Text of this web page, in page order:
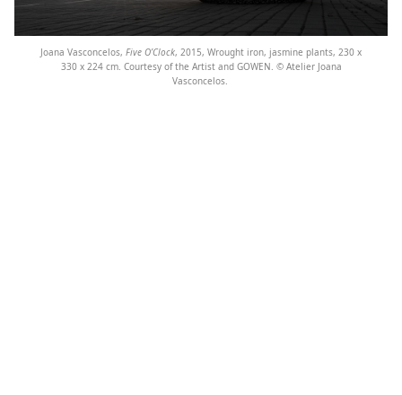
Joana Vasconcelos, Five O’Clock, 2015, Wrought iron, jasmine plants, 230 x
330 x 224 cm. Courtesy of the Artist and GOWEN. © Atelier Joana
Vasconcelos.